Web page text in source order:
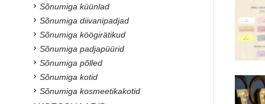
Sõnumiga küünlad
Sõnumiga diivanipadjad
Sõnumiga köögirätikud
Sõnumiga padjapüürid
Sõnumiga põlled
Sõnumiga kotid
Sõnumiga kosmeetikakotid